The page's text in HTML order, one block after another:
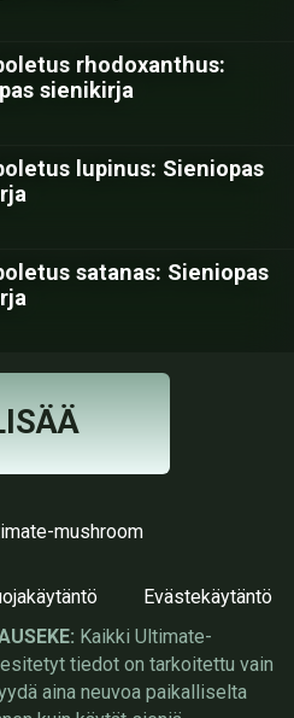
rhodoxanthus:
sienikirja
lupinus: Sieniopas
satanas: Sieniopas
mushroom
Evästekäytäntö
Kaikki Ultimate-
tiedot on tarkoitettu vain
aina neuvoa paikalliselta